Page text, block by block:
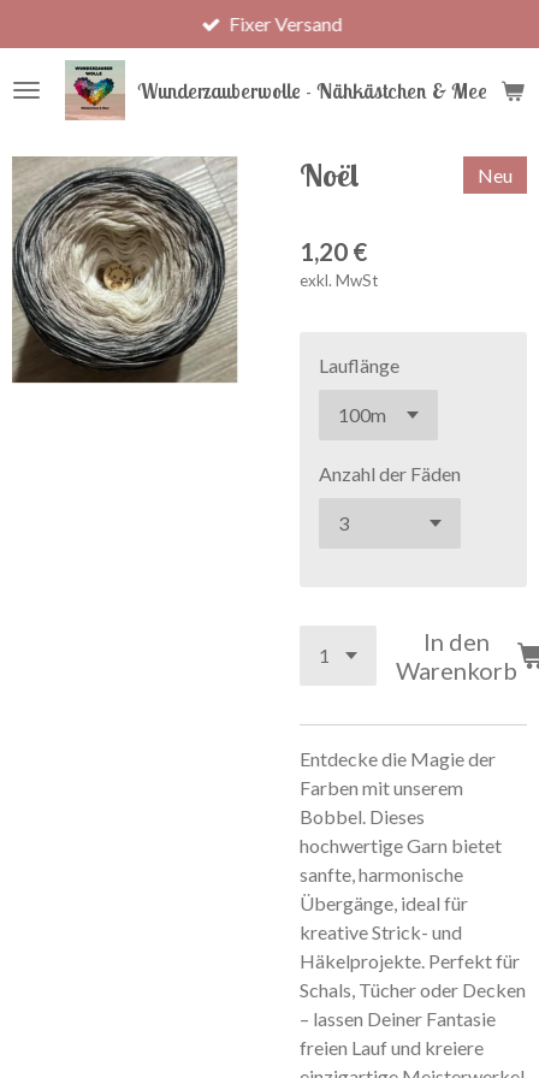
Hauptinhalt
springen
Wunderzauberwolle - Nähkästchen & Meer
Fixer Versand
Noël Neu
1,20 €
exkl. MwSt
Lauflänge
Anzahl der Fäden
In den
Warenkorb
Entdecke die Magie der
Farben mit unserem
Bobbel. Dieses
hochwertige Garn bietet
sanfte, harmonische
Übergänge, ideal für
kreative Strick- und
Häkelprojekte. Perfekt für
Schals, Tücher oder Decken
– lassen Deiner Fantasie
freien Lauf und kreiere